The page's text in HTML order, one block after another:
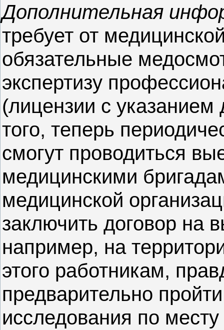
Дополнительная
требует от
обязательные
экспертизу
(лицензии с
того, теперь
смогут проводиться
медицинскими
медицинской
заключить договор на
например, на
этого работникам,
предварительно
исследования по